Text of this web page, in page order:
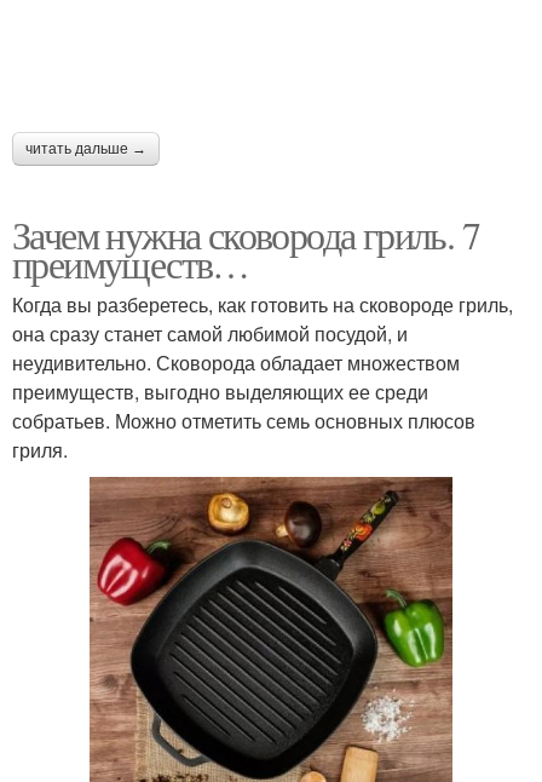
читать дальше →
Зачем нужна сковорода гриль. 7
преимуществ…
Когда вы разберетесь, как готовить на сковороде гриль,
она сразу станет самой любимой посудой, и
неудивительно. Сковорода обладает множеством
преимуществ, выгодно выделяющих ее среди
собратьев. Можно отметить семь основных плюсов
гриля.